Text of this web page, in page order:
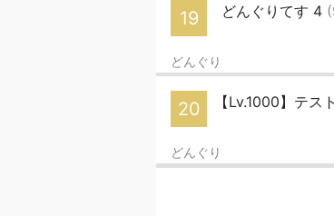
19 どんぐりてす 4
どんぐり
20 【Lv.1000】テス
どんぐり